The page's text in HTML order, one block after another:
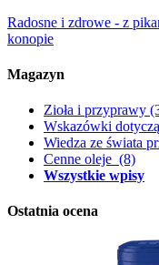
Radosne i zdrowe - z
konopie
Magazyn
Zioła i przyprawy
Wskazówki
Wiedza ze świata
Cenne oleje (8)
Wszystkie wpisy
Ostatnia ocena